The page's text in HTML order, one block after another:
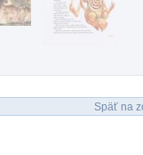
Späť na